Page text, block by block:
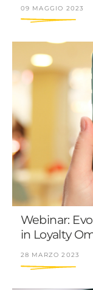
09 MAGGIO 2023
Webinar:
in Loyalty
28 MARZO 2023